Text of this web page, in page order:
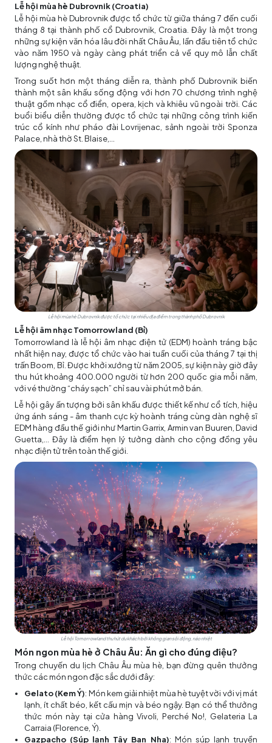
Lễ hội mùa hè Dubrovnik (Croatia)
Lễ hội mùa hè Dubrovnik được tổ chức từ giữa tháng 7 đến cuối
tháng 8 tại thành phố cổ Dubrovnik, Croatia. Đây là một trong
những sự kiện văn hóa lâu đời nhất Châu Âu, lần đầu tiên tổ chức
vào năm 1950 và ngày càng phát triển cả về quy mô lẫn chất
lượng nghệ thuật.
Trong suốt hơn một tháng diễn ra, thành phố Dubrovnik biến
thành một sân khấu sống động với hơn 70 chương trình nghệ
thuật gồm nhạc cổ điển, opera, kịch và khiêu vũ ngoài trời. Các
buổi biểu diễn thường được tổ chức tại những công trình kiến
trúc cổ kính như pháo đài Lovrijenac, sảnh ngoài trời Sponza
Palace, nhà thờ St. Blaise,...
Lễ hội mùa hè Dubrovnik được tổ chức tại nhiều địa điểm trong thành phố Dubrovnik
Lễ hội âm nhạc Tomorrowland (Bỉ)
Tomorrowland là lễ hội âm nhạc điện tử (EDM) hoành tráng bậc
nhất hiện nay, được tổ chức vào hai tuần cuối của tháng 7 tại thị
trấn Boom, Bỉ. Được khởi xướng từ năm 2005, sự kiện này giờ đây
thu hút khoảng 400.000 người từ hơn 200 quốc gia mỗi năm,
với vé thường “cháy sạch” chỉ sau vài phút mở bán.
Lễ hội gây ấn tượng bởi sân khấu được thiết kế như cổ tích, hiệu
ứng ánh sáng - âm thanh cực kỳ hoành tráng cùng dàn nghệ sĩ
EDM hàng đầu thế giới như Martin Garrix, Armin van Buuren, David
Guetta,… Đây là điểm hẹn lý tưởng dành cho cộng đồng yêu
nhạc điện tử trên toàn thế giới.
Lễ hội Tomorrowland thu hút du khách bởi không gian sôi động, náo nhiệt
Món ngon mùa hè ở Châu Âu: Ăn gì cho đúng điệu?
Trong chuyến du lịch Châu Âu mùa hè, bạn đừng quên thưởng
thức các món ngon đặc sắc dưới đây:
Gelato (Kem Ý): Món kem giải nhiệt mùa hè tuyệt vời với vị mát
lạnh, ít chất béo, kết cấu mịn và béo ngậy. Bạn có thể thưởng
thức món này tại cửa hàng Vivoli, Perché No!, Gelateria La
Carraia (Florence, Ý).
Gazpacho (Súp lạnh Tây Ban Nha): Món súp lạnh truyền